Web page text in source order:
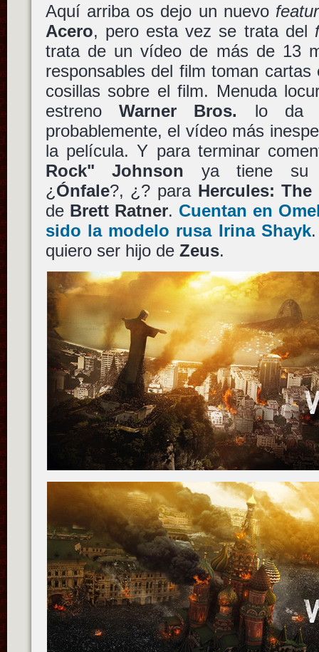
Aquí arriba os dejo un nuevo
Acero, pero esta vez se trata del
trata de un vídeo de más de 13
responsables del film toman
cosillas sobre el film. Menuda
estreno Warner Bros. lo da
probablemente, el vídeo más
la película. Y para terminar
Rock" Johnson ya tiene su
¿ Ónfale?, ¿? para Hercules:
de Brett Ratner. Cuentan en
sido la modelo rusa Irina Shayk
quiero ser hijo de Zeus.